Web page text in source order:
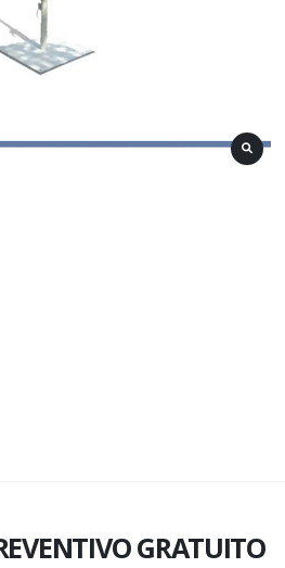
GRATUITO